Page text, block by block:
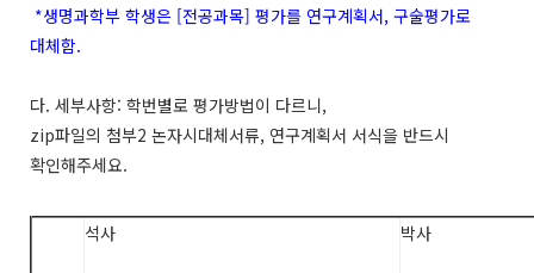
*생명과학부 학생은 [전공과목] 평가를 연구계획서, 구술평가로
대체함.
다. 세부사항: 학번별로 평가방법이 다르니,
zip파일의 첨부2 논자시대체서류, 연구계획서 서식을 반드시
확인해주세요.
석사 박사